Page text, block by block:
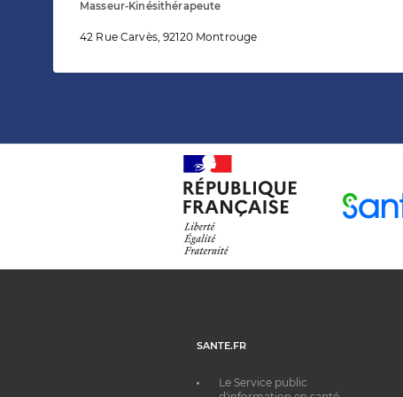
Masseur-Kinésithérapeute
42 Rue Carvès, 92120 Montrouge
SANTE.FR
Le Service public